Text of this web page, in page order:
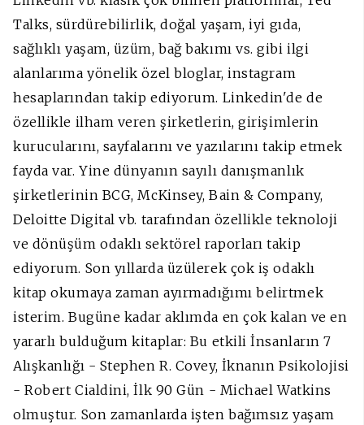
Talks, sürdürebilirlik, doğal yaşam, iyi gıda,
sağlıklı yaşam, üzüm, bağ bakımı vs. gibi ilgi
alanlarıma yönelik özel bloglar, instagram
hesaplarından takip ediyorum. Linkedin'de de
özellikle ilham veren şirketlerin, girişimlerin
kurucularını, sayfalarını ve yazılarını takip etmek
fayda var. Yine dünyanın sayılı danışmanlık
şirketlerinin BCG, McKinsey, Bain & Company,
Deloitte Digital vb. tarafından özellikle teknoloji
ve dönüşüm odaklı sektörel raporları takip
ediyorum. Son yıllarda üzülerek çok iş odaklı
kitap okumaya zaman ayırmadığımı belirtmek
isterim. Bugüne kadar aklımda en çok kalan ve en
yararlı bulduğum kitaplar: Bu etkili İnsanların 7
Alışkanlığı - Stephen R. Covey, İknanın Psikolojisi
- Robert Cialdini, İlk 90 Gün - Michael Watkins
olmuştur. Son zamanlarda işten bağımsız yaşam